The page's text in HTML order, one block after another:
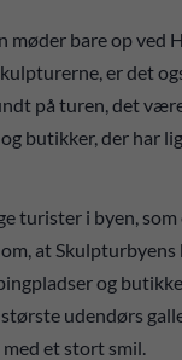
bare op ved
er det
på turen, det
butikker, der har
turister i byen, som
at
og
udendørs
et stort smil.